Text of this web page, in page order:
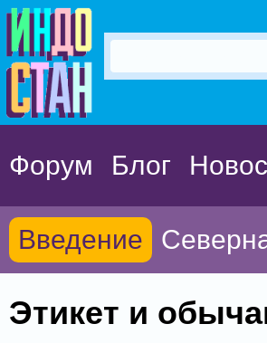
Форум Блог
Введение
Этикет и